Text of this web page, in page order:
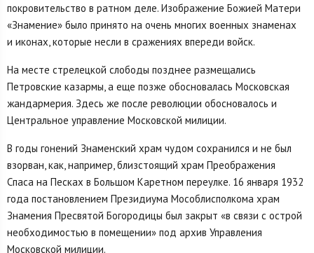
покровительство в ратном деле. Изображение Божией Матери
«Знамение» было принято на очень многих военных знаменах
и иконах, которые несли в сражениях впереди войск.
На месте стрелецкой слободы позднее размещались
Петровские казармы, а еще позже обосновалась Московская
жандармерия. Здесь же после революции обосновалось и
Центральное управление Московской милиции.
В годы гонений Знаменский храм чудом сохранился и не был
взорван, как, например, близстоящий храм Преображения
Спаса на Песках в Большом Каретном переулке. 16 января 1932
года постановлением Президиума Мособлисполкома храм
Знамения Пресвятой Богородицы был закрыт «в связи с острой
необходимостью в помещении» под архив Управления
Московской милиции.